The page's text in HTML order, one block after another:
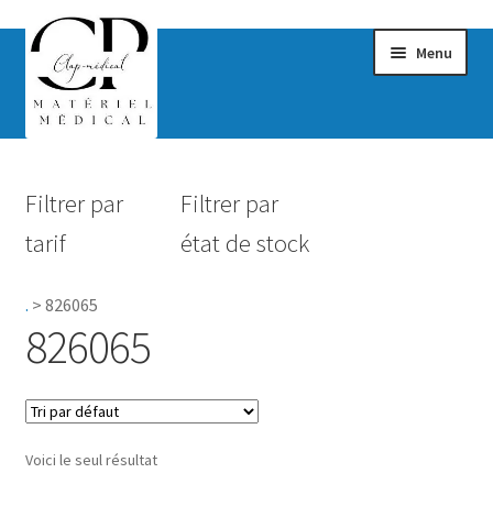
Menu
Hygiène
Accessoires Salle de bain
Filtrer par
tarif
Filtrer par
état de stock
. > 826065
826065
Voici le seul résultat